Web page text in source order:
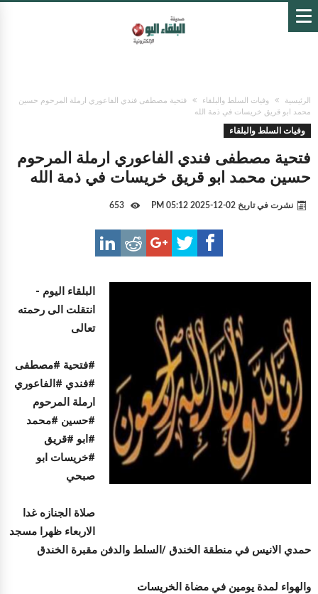
الرئيسية وفيات السلط والبلقاء
فتحية مصطفى فندي الفاعوري ارملة المرحوم حسين
محمد ابو قريق خريسات في ذمة الله
وفيات السلط والبلقاء
فتحية مصطفى فندي الفاعوري ارملة المرحوم
حسين محمد ابو قريق خريسات في ذمة الله
نشرت في تاريخ 02-12-2025 05:12 PM
البلقاء اليوم -
انتقلت الى رحمته
تعالى
#فتحية #مصطفى
#فندي #الفاعوري
ارملة المرحوم
#حسين #محمد
#ابو #قريق
#خريسات ابو
صبحي
صلاة الجنازه غدا
الاربعاء ظهرا مسجد
حمدي الانيس في منطقة الخندق /السلط والدفن مقبرة الخندق
والهواء لمدة يومين في مضاة الخريسات